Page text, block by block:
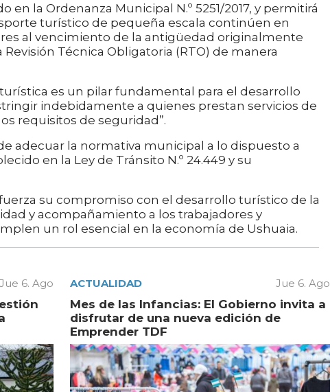
la Ordenanza Municipal N.º 5251/2017, y permitirá
turístico de pequeña escala continúen en
al vencimiento de la antigüedad originalmente
Técnica Obligatoria (RTO) de manera
es un pilar fundamental para el desarrollo
indebidamente a quienes prestan servicios de
requisitos de seguridad”.
adecuar la normativa municipal a lo dispuesto a
en la Ley de Tránsito N.º 24.449 y su
su compromiso con el desarrollo turístico de la
y acompañamiento a los trabajadores y
un rol esencial en la economía de Ushuaia.
Jue 6. Ago ACTUALIDAD Jue 6. Ago
Mes de las Infancias: El Gobierno invita a
disfrutar de una nueva edición de
Emprender TDF